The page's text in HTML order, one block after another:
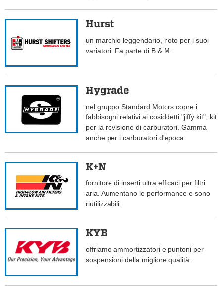
Hurst
un marchio leggendario, noto per i suoi
variatori. Fa parte di B & M.
Hygrade
nel gruppo Standard Motors copre i
fabbisogni relativi ai cosiddetti "jiffy kit", kit
per la revisione di carburatori. Gamma
anche per i carburatori d'epoca.
K+N
fornitore di inserti ultra efficaci per filtri
aria. Aumentano le performance e sono
riutilizzabili.
KYB
offriamo ammortizzatori e puntoni per
sospensioni della migliore qualità.